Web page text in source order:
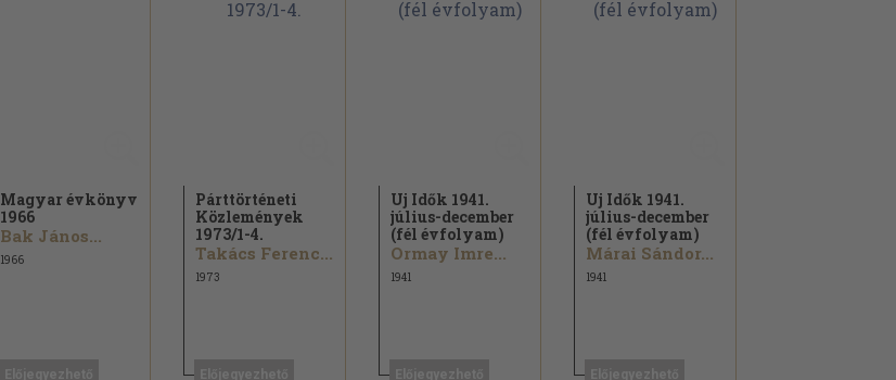
Magyar évkönyv
1966
Bak János...
1966
Párttörténeti
Közlemények
1973/1-4.
Takács Ferenc...
1973
Uj Idők 1941.
július-december
(fél évfolyam)
Ormay Imre...
1941
Uj Idők 1941.
július-december
(fél évfolyam)
Márai Sándor...
1941